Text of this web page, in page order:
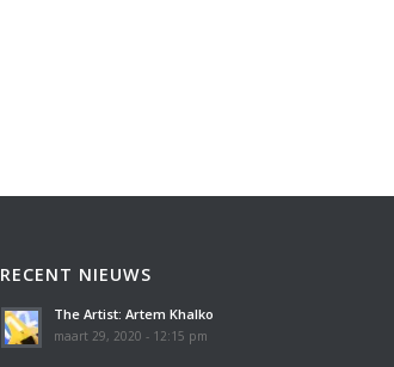
RECENT NIEUWS
The Artist: Artem Khalko
maart 29, 2020 - 12:15 pm